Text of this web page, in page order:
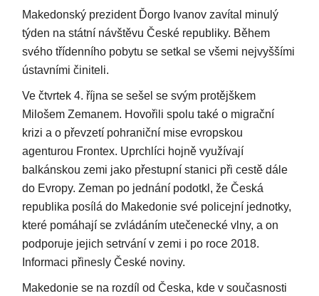
Makedonský prezident Ďorgo Ivanov zavítal minulý
týden na státní návštěvu České republiky. Během
svého třídenního pobytu se setkal se všemi nejvyššími
ústavními činiteli.
Ve čtvrtek 4. října se sešel se svým protějškem
Milošem Zemanem. Hovořili spolu také o migrační
krizi a o převzetí pohraniční mise evropskou
agenturou Frontex. Uprchlíci hojně využívají
balkánskou zemi jako přestupní stanici při cestě dále
do Evropy. Zeman po jednání podotkl, že Česká
republika posílá do Makedonie své policejní jednotky,
které pomáhají se zvládáním utečenecké vlny, a on
podporuje jejich setrvání v zemi i po roce 2018.
Informaci přinesly České noviny.
Makedonie se na rozdíl od Česka, kde v současnosti